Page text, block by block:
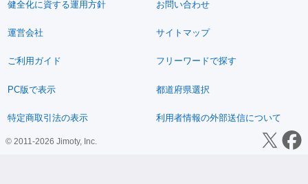
健全化に資する運用方針 お問い合わせ
運営会社 サイトマップ
ご利用ガイド フリーワードで探す
PC版で表示 都道府県選択
特定商取引法の表示 利用者情報の外部送信について
© 2011-2026 Jimoty, Inc.